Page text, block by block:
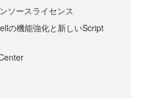
ソースライセンス
の機能強化と新しいScript